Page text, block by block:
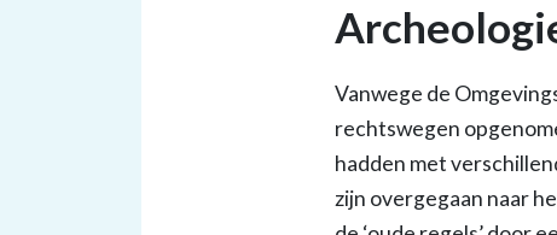
Vanwege de
rechtswegen
hadden met
zijn overgegaan naar